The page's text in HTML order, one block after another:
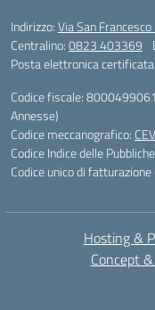
Indirizzo:Via San
Centralino:0823 403369
Posta elettronica certificata
Codice fiscale:
Annesse)
Codice meccanografico:
Codice Indice delle
Codice unico di fatturazione
Hosting &
Concept